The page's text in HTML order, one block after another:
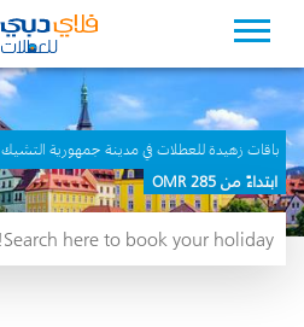
باقات زهيدة للعطلات في مدينة جمهورية التشيك
ابتداءً من 285 OMR